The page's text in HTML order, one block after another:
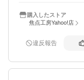
購入したストア
焦点工房Yahoo!店
違反報告